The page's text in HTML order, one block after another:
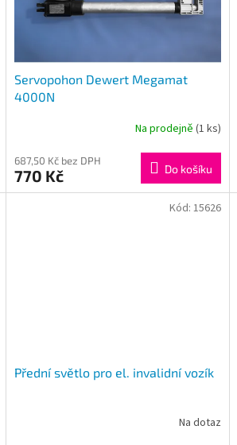
Servopohon Dewert Megamat
4000N
Na prodejně (1 ks)
687,50 Kč bez DPH
770 Kč Do košíku
Přední světlo pro el. invalidní vozík
Na dotaz
Kód: 15626